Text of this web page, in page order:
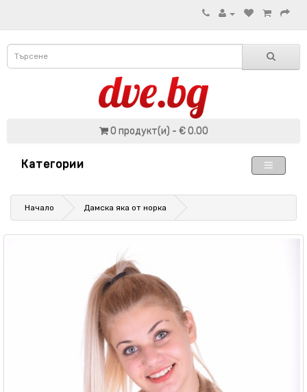
0 продукт(и) - € 0.00
Категории
Начало Дамска яка от норка